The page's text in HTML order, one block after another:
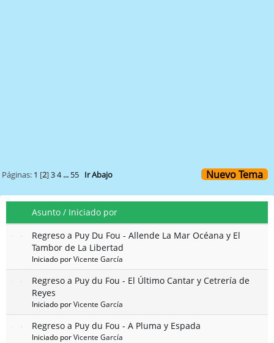
Páginas: 1 [2]3 4 ... 55 Ir Abajo Nuevo Tema
Asunto / Iniciado por
Regreso a Puy Du Fou - Allende La Mar Océana y El
Tambor de La Libertad
Iniciado porVicente García
Regreso a Puy du Fou - El Último Cantar y Cetrería de
Reyes
Iniciado porVicente García
Regreso a Puy du Fou - A Pluma y Espada
Iniciado porVicente García